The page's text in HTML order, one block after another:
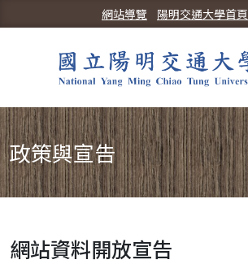
陽明交通大學首頁
網站導覽
政策與宣告
網站資料開放宣告